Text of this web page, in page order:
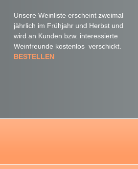
Unsere Weinliste erscheint zweimal
jährlich im Frühjahr und Herbst und
wird an Kunden bzw. interessierte
Weinfreunde kostenlos verschickt.
BESTELLEN